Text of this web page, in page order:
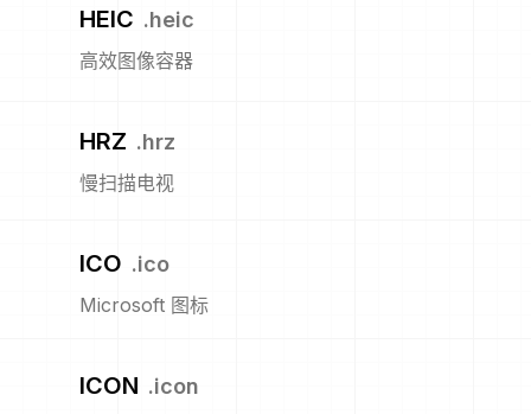
HEIC .heic
高效图像容器
HRZ .hrz
慢扫描电视
ICO .ico
Microsoft 图标
ICON .icon